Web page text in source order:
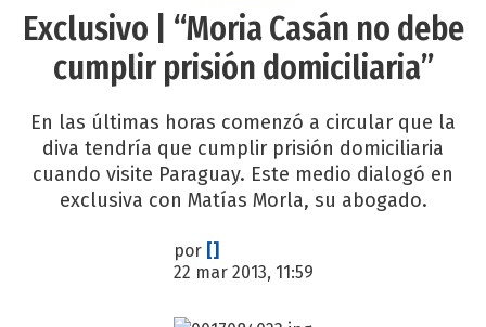
Exclusivo | “Moria Casán no debe
cumplir prisión domiciliaria”
En las últimas horas comenzó a circular que la
diva tendría que cumplir prisión domiciliaria
cuando visite Paraguay. Este medio dialogó en
exclusiva con Matías Morla, su abogado.
por []
22 mar 2013, 11:59